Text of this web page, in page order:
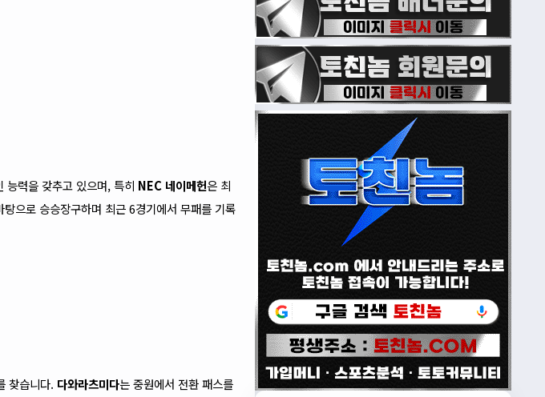
능력을 갖추고 있으며, 특히 NEC 네이메헌은 최
탕으로 승승장구하며 최근 6경기에서 무패를 기록
찾습니다. 다와라츠미다는 중원에서 전환 패스를